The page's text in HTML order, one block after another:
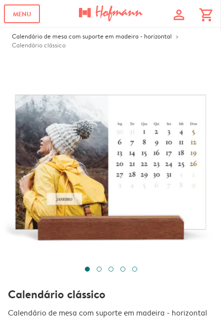
MENU profile shopping_cart
Calendário de mesa com suporte em madeira - horizontal
Calendário clássico
Calendário clássico
Calendário de mesa com suporte em madeira - horizontal